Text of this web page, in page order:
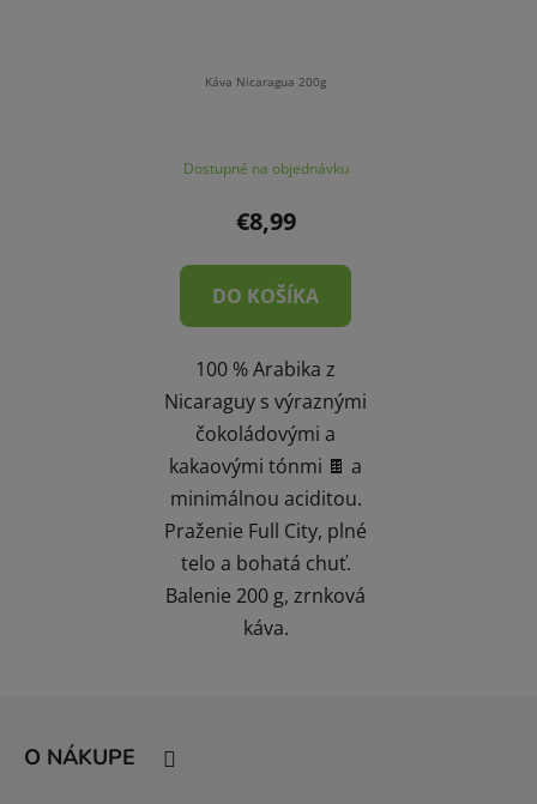
Káva Nicaragua 200g
Dostupné na objednávku
€8,99
DO KOŠÍKA
100 % Arabika z
Nicaraguy s výraznými
čokoládovými a
kakaovými tónmi 🍫 a
minimálnou aciditou.
Praženie Full City, plné
telo a bohatá chuť.
Balenie 200 g, zrnková
káva.
O NÁKUPE